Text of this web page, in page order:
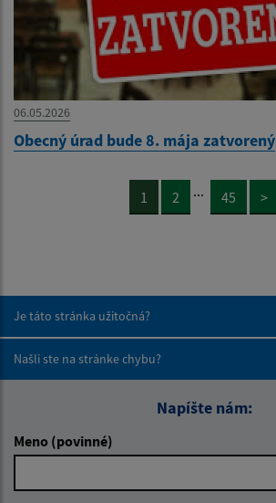
06.05.2026
Obecný úrad bude 8. mája zatvorený
1 2 ... 45 >
Je táto stránka užitočná?
Našli ste na stránke chybu?
Napíšte nám:
Meno (povinné)